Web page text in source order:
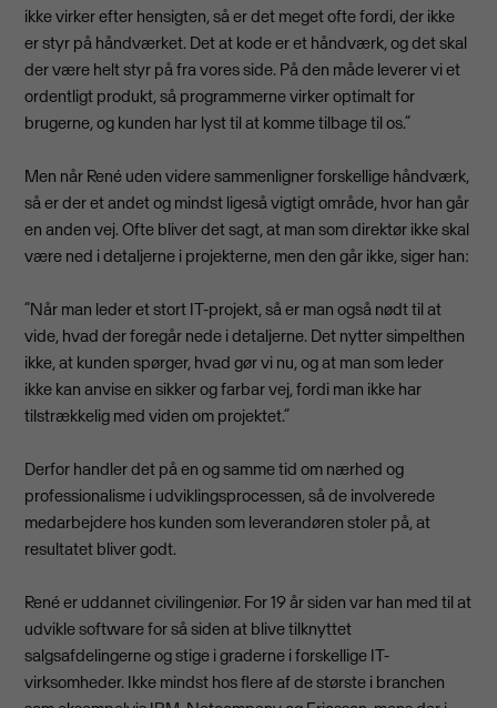
ikke virker efter hensigten, så er det meget ofte fordi, der ikke
er styr på håndværket. Det at kode er et håndværk, og det skal
der være helt styr på fra vores side. På den måde leverer vi et
ordentligt produkt, så programmerne virker optimalt for
brugerne, og kunden har lyst til at komme tilbage til os.”
Men når René uden videre sammenligner forskellige håndværk,
så er der et andet og mindst ligeså vigtigt område, hvor han går
en anden vej. Ofte bliver det sagt, at man som direktør ikke skal
være ned i detaljerne i projekterne, men den går ikke, siger han:
”Når man leder et stort IT-projekt, så er man også nødt til at
vide, hvad der foregår nede i detaljerne. Det nytter simpelthen
ikke, at kunden spørger, hvad gør vi nu, og at man som leder
ikke kan anvise en sikker og farbar vej, fordi man ikke har
tilstrækkelig med viden om projektet.”
Derfor handler det på en og samme tid om nærhed og
professionalisme i udviklingsprocessen, så de involverede
medarbejdere hos kunden som leverandøren stoler på, at
resultatet bliver godt.
René er uddannet civilingeniør. For 19 år siden var han med til at
udvikle software for så siden at blive tilknyttet
salgsafdelingerne og stige i graderne i forskellige IT-
virksomheder. Ikke mindst hos flere af de største i branchen